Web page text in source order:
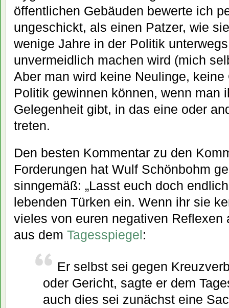
öffentlichen Gebäuden bewerte ich
ungeschickt, als einen Patzer, wie
wenige Jahre in der Politik
unvermeidlich machen wird (mich
Aber man wird keine Neulinge,
Politik gewinnen können, wenn man
Gelegenheit gibt, in das eine oder
treten.
Den besten Kommentar zu den
Forderungen hat Wulf Schönbohm
sinngemäß: „Lasst euch doch
lebenden Türken ein. Wenn ihr sie
vieles von euren negativen Reflexen
aus dem Tagesspiegel:
Er selbst sei gegen
oder Gericht, sagte er dem
auch dies sei zunächst eine